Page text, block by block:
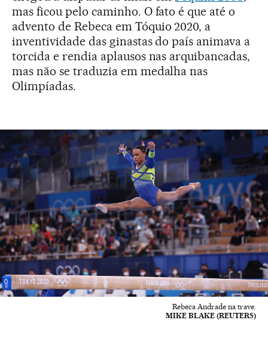
mas ficou pelo caminho. O fato é que até o
advento de Rebeca em Tóquio 2020, a
inventividade das ginastas do país animava a
torcida e rendia aplausos nas arquibancadas,
mas não se traduzia em medalha nas
Olimpíadas.
Rebeca Andrade na trave.
MIKE BLAKE (REUTERS)